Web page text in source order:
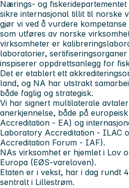
Nærings- og
sikre internasjonal tillit til norske
gjør vi ved å vurdere
som utføres av norske
virksomheter er
laboratorier,
inspiserer oppdrettsanlegg for
Det er etablert ett
land, og NA har utstrakt
både faglig og strategisk.
Vi har signert multilaterale
anerkjennelse, både på
Accreditation - EA) og
Laboratory Accreditation - ILAC
Accreditation Forum - IAF).
NAs virksomhet er hjemlet i Lov
Europa (EØS-vareloven).
Etaten er i vekst, har i dag rundt
sentralt i Lillestrøm.